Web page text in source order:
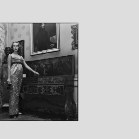
e con la regia di